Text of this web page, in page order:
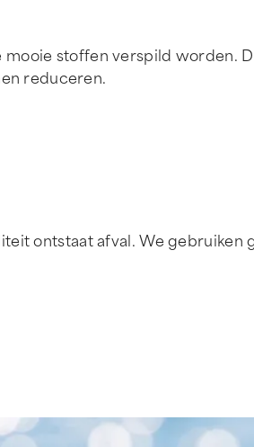
mooie stoffen verspild
reduceren.
ontstaat afval. We